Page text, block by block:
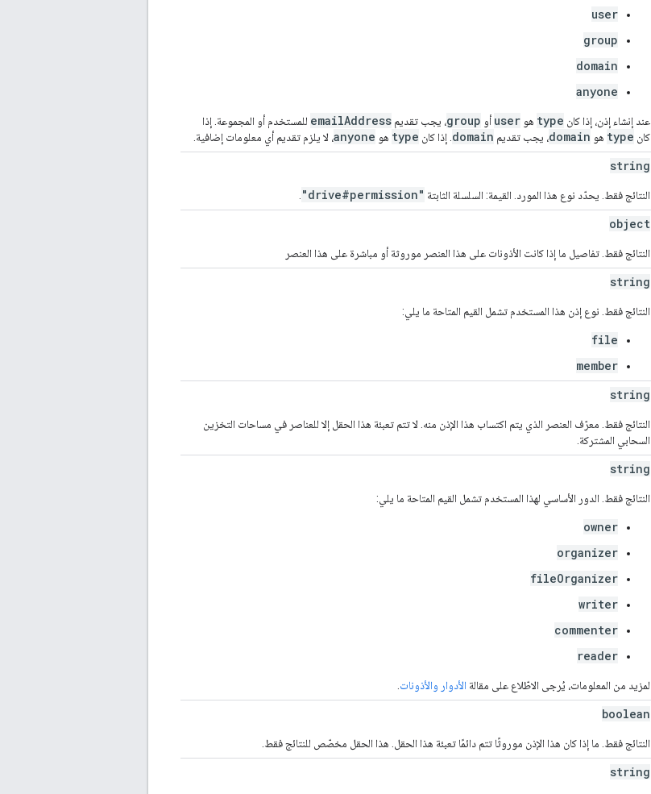
user
group
domain
anyone
عند إنشاء إذن، إذا كان type هو user أو group، يجب تقديم emailAddress للمستخدم أو المجموعة. إذا
كان type هو domain، يجب تقديم domain . إذا كان type هو anyone، لا يلزم تقديم أي معلومات إضافية.
string
النتائج فقط. يحدّد نوع هذا المورد. القيمة: السلسلة الثابتة "drive#permission"
object
النتائج فقط. تفاصيل ما إذا كانت الأذونات على هذا العنصر موروثة أو مباشرة على هذا العنصر
string
النتائج فقط. نوع إذن هذا المستخدم تشمل القيم المتاحة ما يلي:
file
member
string
النتائج فقط. معرّف العنصر الذي يتم اكتساب هذا الإذن منه. لا تتم تعبئة هذا الحقل إلا للعناصر في مساحات التخزين
السحابي المشتركة.
string
النتائج فقط. الدور الأساسي لهذا المستخدم تشمل القيم المتاحة ما يلي:
owner
organizer
fileOrganizer
writer
commenter
reader
لمزيد من المعلومات، يُرجى الاطّلاع على مقالة الأدوار والأذونات
boolean
النتائج فقط. ما إذا كان هذا الإذن موروثًا تتم دائمًا تعبئة هذا الحقل. هذا الحقل مخصّص للنتائج فقط.
string